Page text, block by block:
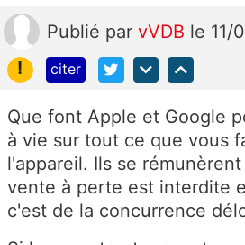
Publié par vVDB le 11/
!
citer
Que font Apple et Google
à vie sur tout ce que vous
l'appareil. Ils se
vente à perte est interdite
c'est de la concurrence